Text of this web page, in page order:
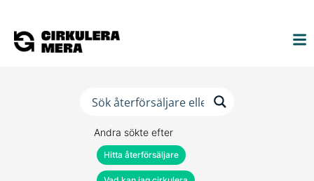
Andra sökte efter
Hitta återförsäljare